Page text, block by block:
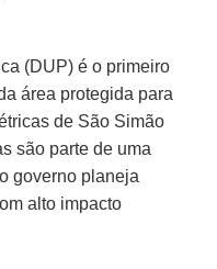
(DUP) é o primeiro
área protegida para
de São Simão
são parte de uma
governo planeja
alto impacto